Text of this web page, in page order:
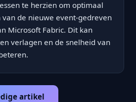
te herzien om optimaal
de nieuwe event-gedreven
Microsoft Fabric. Dit kan
verlagen en de snelheid van
artikel